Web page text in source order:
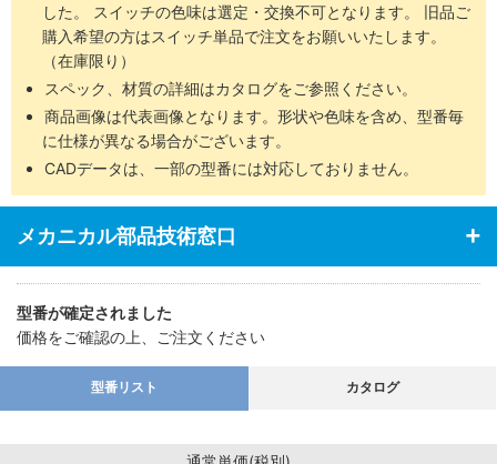
した。 スイッチの色味は選定・交換不可となります。 旧品ご
購入希望の方はスイッチ単品で注文をお願いいたします。
（在庫限り）
スペック、材質の詳細はカタログをご参照ください。
商品画像は代表画像となります。形状や色味を含め、型番毎
に仕様が異なる場合がございます。
CADデータは、一部の型番には対応しておりません。
メカニカル部品技術窓口
型番が確定されました
価格をご確認の上、ご注文ください
型番リスト カタログ